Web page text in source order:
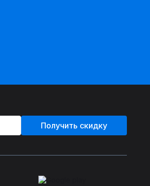
Получить скидку